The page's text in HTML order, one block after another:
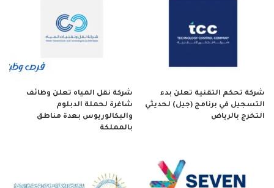
شركة تحكم التقنية تعلن بدء
التسجيل في برنامج (جيل) لحديثي
التخرج بالرياض
شركة نقل المياه تعلن وظائف
شاغرة لحملة الدبلوم
والبكالوريوس بعدة مناطق
بالمملكة